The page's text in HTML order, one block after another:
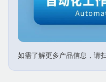
如需了解更多产品信息，请